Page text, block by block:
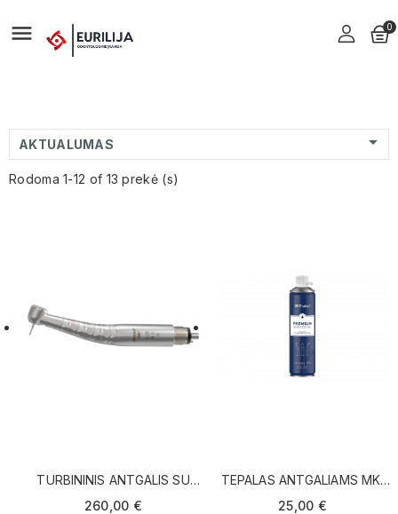
 0
AKTUALUMAS 
Rodoma 1-12 of 13 prekė (s)
TURBININIS ANTGALIS SU
LED GENERATORIUMI
260,00 €
TEPALAS ANTGALIAMS MK-
DENT
25,00 €